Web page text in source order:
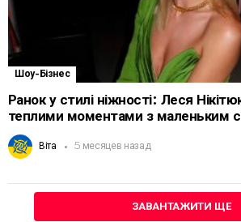
Шоу-Бізнес
Ранок у стилі ніжності: Леся
теплими моментами з маленьким
Віта 5 месяцев назад
ЗАВАНТАЖИТИ ЩЕ